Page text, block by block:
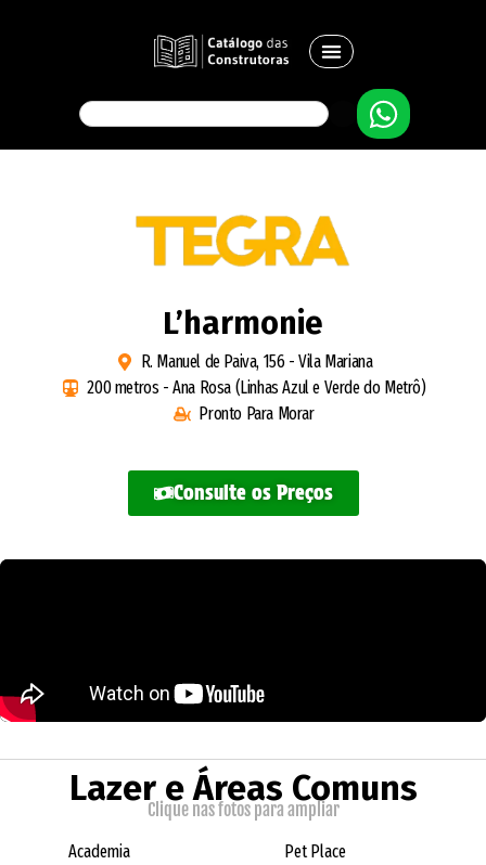
L’harmonie
R. Manuel de Paiva, 156 - Vila Mariana
200 metros - Ana Rosa (Linhas Azul e Verde do Metrô)
Pronto Para Morar
Consulte os Preços
Lazer e Áreas Comuns
Clique nas fotos para ampliar
Academia
Pet Place